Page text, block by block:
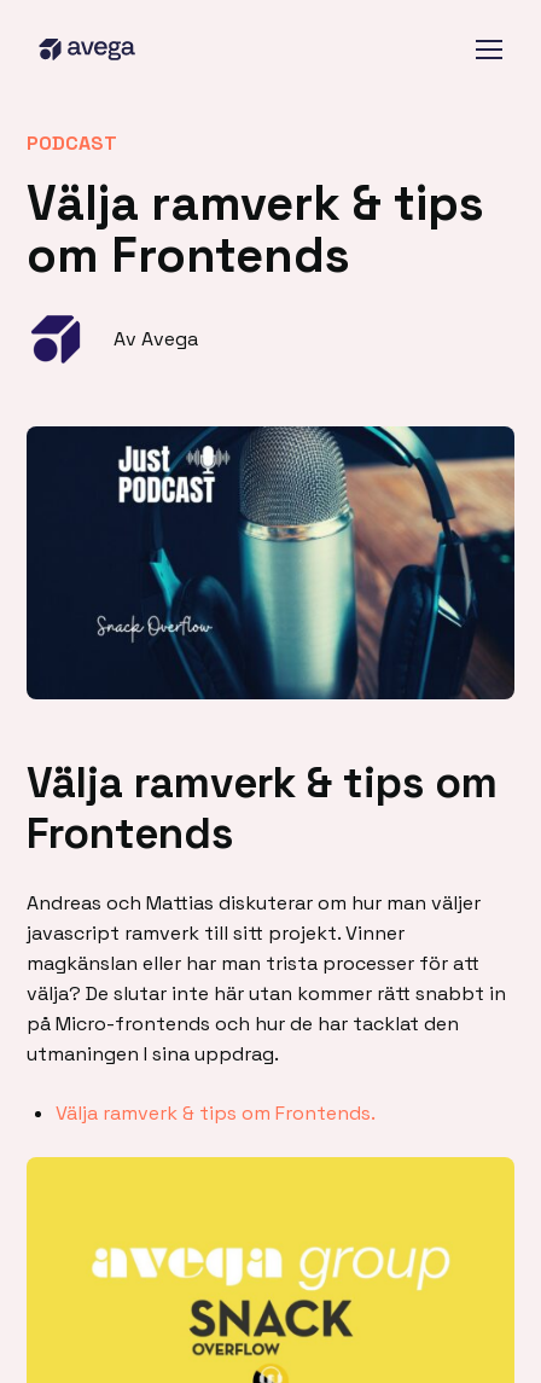
PODCAST
Välja ramverk & tips
om Frontends
Av Avega
Välja ramverk & tips om
Frontends
Andreas och Mattias diskuterar om hur man väljer
javascript ramverk till sitt projekt. Vinner
magkänslan eller har man trista processer för att
välja? De slutar inte här utan kommer rätt snabbt in
på Micro-frontends och hur de har tacklat den
utmaningen I sina uppdrag.
Välja ramverk & tips om Frontends.